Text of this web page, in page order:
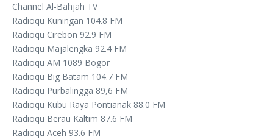
Channel Al-Bahjah TV
Radioqu Kuningan 104.8 FM
Radioqu Cirebon 92.9 FM
Radioqu Majalengka 92.4 FM
Radioqu AM 1089 Bogor
Radioqu Big Batam 104.7 FM
Radioqu Purbalingga 89,6 FM
Radioqu Kubu Raya Pontianak 88.0 FM
Radioqu Berau Kaltim 87.6 FM
Radioqu Aceh 93.6 FM